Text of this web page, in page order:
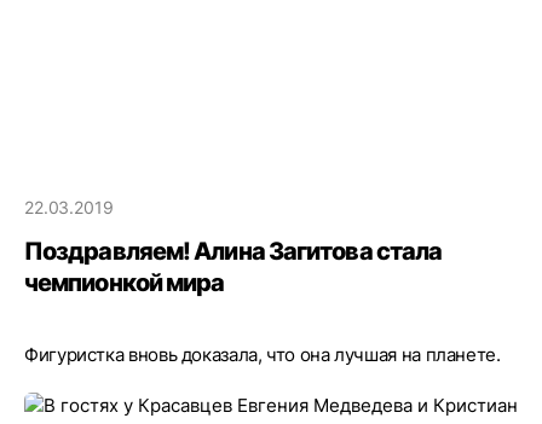
22.03.2019
Поздравляем! Алина Загитова стала
чемпионкой мира
Фигуристка вновь доказала, что она лучшая на планете.